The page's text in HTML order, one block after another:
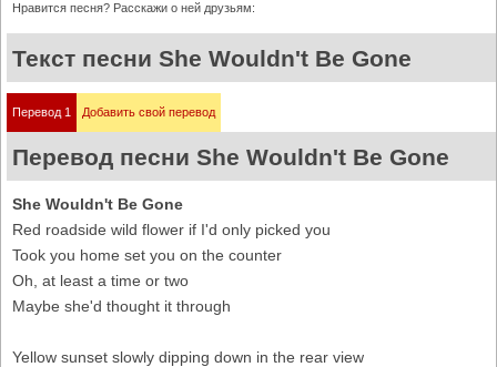
Нравится песня? Расскажи о ней друзьям:
Текст песни She Wouldn't Be Gone
Перевод 1 Добавить свой перевод
Перевод песни She Wouldn't Be Gone
She Wouldn't Be Gone
Red roadside wild flower if I'd only picked you
Took you home set you on the counter
Oh, at least a time or two
Maybe she'd thought it through
Yellow sunset slowly dipping down in the rear view